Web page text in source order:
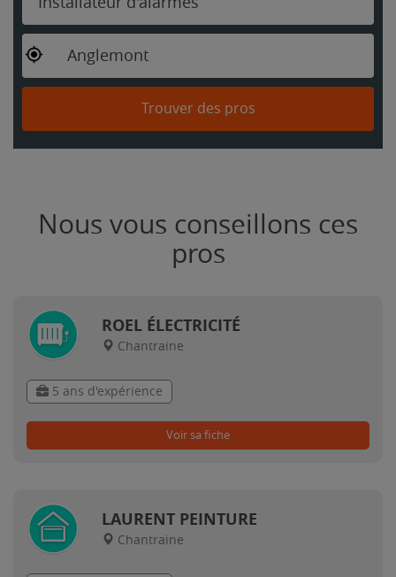
Anglemont
Trouver des pros
Nous vous conseillons ces
pros
ROEL ÉLECTRICITÉ
Chantraine
5 ans d'expérience
Voir sa fiche
LAURENT PEINTURE
Chantraine